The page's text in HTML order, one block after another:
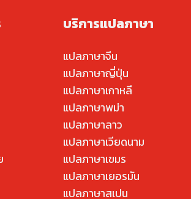
บริการแปลภาษา
แปลภาษาจีน
แปลภาษาญี่ปุ่น
แปลภาษาเกาหลี
แปลภาษาพม่า
แปลภาษาลาว
แปลภาษาเวียดนาม
แปลภาษาเขมร
แปลภาษาเยอรมัน
แปลภาษาสเปน